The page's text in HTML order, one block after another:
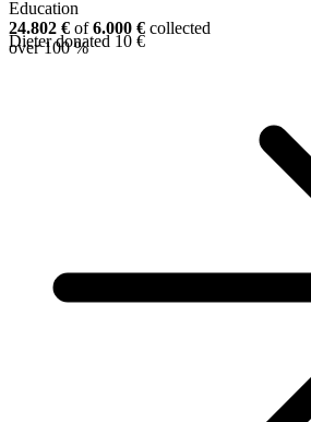
Education
24.802 € of6.000 € collected
over100 %
Dieter donated 10 €